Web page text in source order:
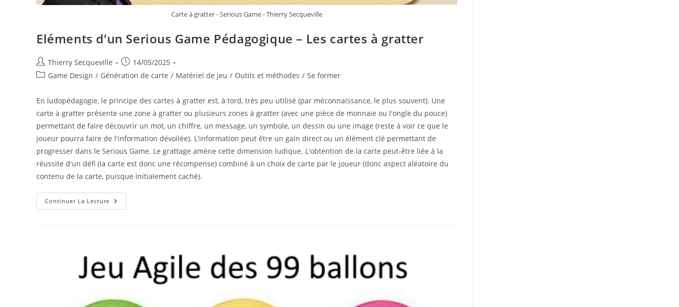
Carte à gratter - Serious Game - Thierry Secqueville
Eléments d’un Serious Game Pédagogique – Les cartes à gratter
Auteur/autrice
de
Thierry Secqueville
Publication
publiée :
14/05/2025
PostGame Design / Génération de carte / Matériel de jeu / Outils et méthodes / Se former
En ludopédagogie, le principe des cartes à gratter est, à tord, très peu utilisé (par méconnaissance, le plus souvent). Une
carte à gratter présente une zone à gratter ou plusieurs zones à gratter (avec une pièce de monnaie ou l'ongle du pouce)
permettant de faire découvrir un mot, un chiffre, un message, un symbole, un dessin ou une image (reste à voir ce que le
joueur pourra faire de l'information dévoilée). L'information peut être un gain direct ou un élément clé permettant de
progresser dans le Serious Game. Le grattage amène cette dimension ludique. L'obtention de la carte peut-être liée à la
réussite d'un défi (la carte est donc une récompense) combiné à un choix de carte par le joueur (donc aspect aléatoire du
contenu de la carte, puisque initialement caché).
Continuer La Lecture Eléments
D’un
Gratter